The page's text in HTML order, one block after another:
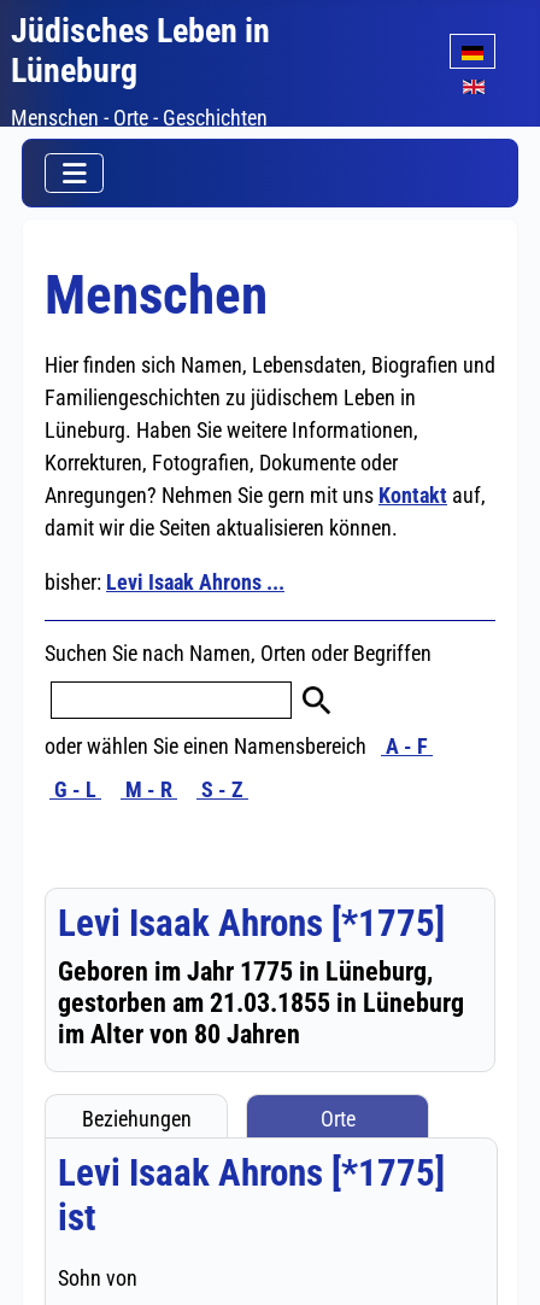
Jüdisches Leben in
Lüneburg
Menschen - Orte - Geschichten
Sprache